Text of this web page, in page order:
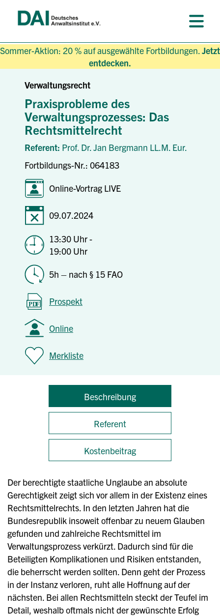
Sommer-Aktion: 20 % auf ausgewählte Fortbildungen.Jetzt
entdecken.
Verwaltungsrecht
Praxisprobleme des
Verwaltungsprozesses: Das
Rechtsmittelrecht
Referent: Prof. Dr. Jan Bergmann LL.M. Eur.
Fortbildungs-Nr.: 064183
Online-Vortrag LIVE
09.07.2024
13:30 Uhr -
19:00 Uhr
5h – nach § 15 FAO
Prospekt
Online
Merkliste
Beschreibung
Referent
Kostenbeitrag
Der berechtigte staatliche Unglaube an absolute
Gerechtigkeit zeigt sich vor allem in der Existenz eines
Rechtsmittelrechts. In den letzten Jahren hat die
Bundesrepublik insoweit offenbar zu neuem Glauben
gefunden und zahlreiche Rechtsmittel im
Verwaltungsprozess verkürzt. Dadurch sind für die
Beteiligten Komplikationen und Risiken entstanden,
die beherrscht werden sollten. Denn geht der Prozess
in der Instanz verloren, ruht alle Hoffnung auf der
nächsten. Bei allen Rechtsmitteln steckt der Teufel im
Detail, weshalb oftmals nicht der gewünschte Erfolg